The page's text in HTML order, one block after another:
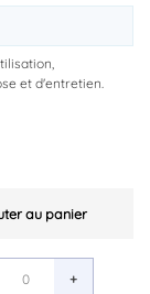
et d'entretien.
au panier
+